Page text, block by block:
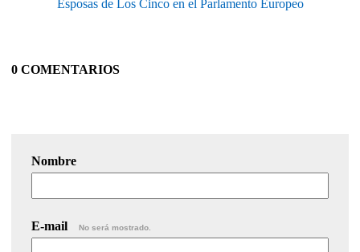
Esposas de Los Cinco en el Parlamento Europeo
0 COMENTARIOS
Nombre
E-mail No será mostrado.